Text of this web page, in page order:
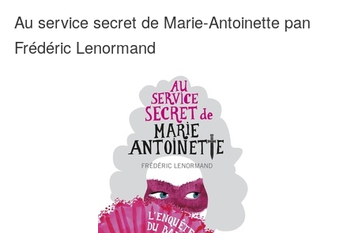
Au service secret de Marie-Antoinette pan
Frédéric Lenormand